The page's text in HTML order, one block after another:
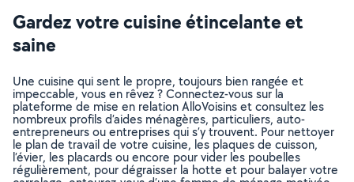
Gardez votre cuisine étincelante et
saine
Une cuisine qui sent le propre, toujours bien rangée et
impeccable, vous en rêvez ? Connectez-vous sur la
plateforme de mise en relation AlloVoisins et consultez les
nombreux profils d’aides ménagères, particuliers, auto-
entrepreneurs ou entreprises qui s’y trouvent. Pour nettoyer
le plan de travail de votre cuisine, les plaques de cuisson,
l’évier, les placards ou encore pour vider les poubelles
régulièrement, pour dégraisser la hotte et pour balayer votre